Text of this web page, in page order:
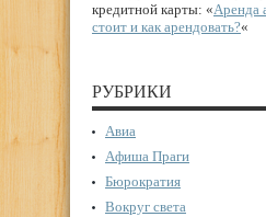
кредитной карты: «Аренда
стоит и как арендовать?«
РУБРИКИ
Авиа
Афиша Праги
Бюрократия
Вокруг света